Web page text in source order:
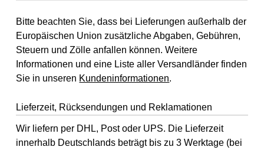
Bitte beachten Sie, dass bei Lieferungen außerhalb der
Europäischen Union zusätzliche Abgaben, Gebühren,
Steuern und Zölle anfallen können. Weitere
Informationen und eine Liste aller Versandländer finden
Sie in unseren Kundeninformationen.
Lieferzeit, Rücksendungen und Reklamationen
Wir liefern per DHL, Post oder UPS. Die Lieferzeit
innerhalb Deutschlands beträgt bis zu 3 Werktage (bei